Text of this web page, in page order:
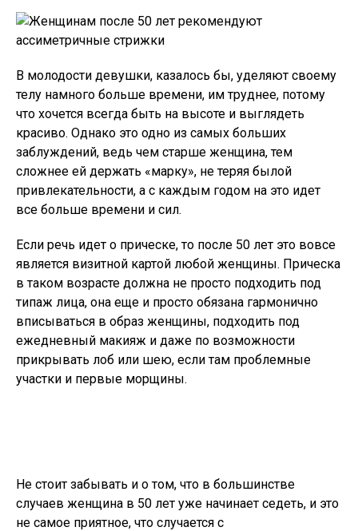
В молодости девушки, казалось бы, уделяют своему
телу намного больше времени, им труднее, потому
что хочется всегда быть на высоте и выглядеть
красиво. Однако это одно из самых больших
заблуждений, ведь чем старше женщина, тем
сложнее ей держать «марку», не теряя былой
привлекательности, а с каждым годом на это идет
все больше времени и сил.
Если речь идет о прическе, то после 50 лет это вовсе
является визитной картой любой женщины. Прическа
в таком возрасте должна не просто подходить под
типаж лица, она еще и просто обязана гармонично
вписываться в образ женщины, подходить под
ежедневный макияж и даже по возможности
прикрывать лоб или шею, если там проблемные
участки и первые морщины.
Не стоит забывать и о том, что в большинстве
случаев женщина в 50 лет уже начинает седеть, и это
не самое приятное, что случается с